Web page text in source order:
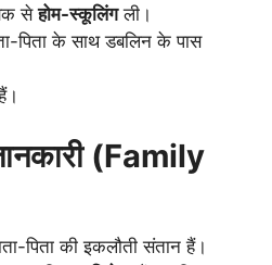
सेहोम-स्कूलिंगली।
पिता के साथ डबलिन के पास
(Family
पिता की इकलौती संतान हैं।